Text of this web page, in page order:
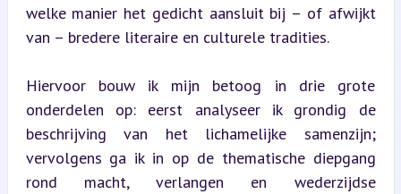
welke manier het gedicht aansluit bij – of afwijkt
van – bredere literaire en culturele tradities.
Hiervoor bouw ik mijn betoog in drie grote
onderdelen op: eerst analyseer ik grondig de
beschrijving van het lichamelijke samenzijn;
vervolgens ga ik in op de thematische diepgang
rond macht, verlangen en wederzijdse